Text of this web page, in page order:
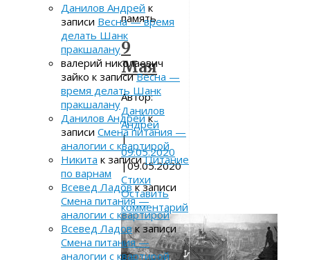
память
9
Мая
Автор:
Данилов
Андрей
|
09.05.2020
|09.05.2020
Стихи
Оставить
комментарий
Данилов Андрей к
записи Весна — время
делать Шанк
пракшалану
валерий николаевич
зайко к записиВесна —
время делать Шанк
пракшалану
Данилов Андрейк
записи Смена питания —
аналогии с квартирой
Никита к записиПитание
по варнам
Всевед Ладовк записи
Смена питания —
аналогии с квартирой
Всевед Ладовк записи
Смена питания —
аналогии с квартирой